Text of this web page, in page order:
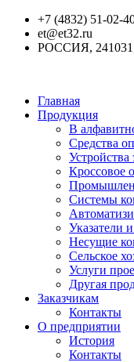
+7 (4832) 51-02-
et@et32.ru
РОССИЯ, 241031,
Главная
Продукция
В
Средства
Устройства
Кроссовое
Системы
Указатели
Несущие
Сельское
Услуги
Другая
Заказчикам
Контакты
О предприятии
История
Контакты